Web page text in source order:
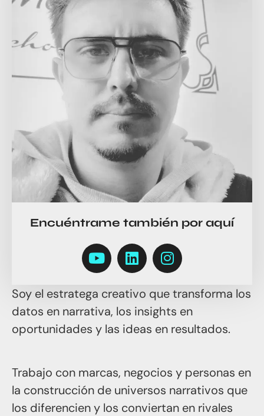
Encuéntrame también por aquí
Soy el estratega creativo que transforma los
datos en narrativa, los insights en
oportunidades y las ideas en resultados.
Trabajo con marcas, negocios y personas en
la construcción de universos narrativos que
los diferencien y los conviertan en rivales